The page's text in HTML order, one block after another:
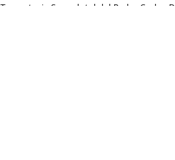
Trayectoria Sacerdotal del Padre Carlos